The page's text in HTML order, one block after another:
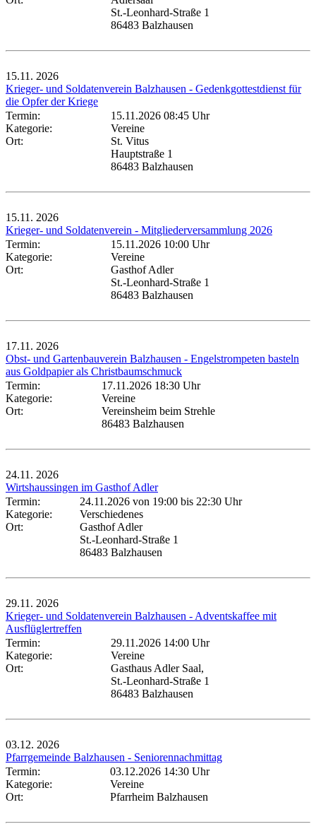
St.-Leonhard-Straße 1
86483 Balzhausen
15.11. 2026
Krieger- und Soldatenverein Balzhausen - Gedenkgottestdienst für
die Opfer der Kriege
Termin:
15.11.2026 08:45 Uhr
Kategorie:
Vereine
Ort:
St. Vitus
Hauptstraße 1
86483 Balzhausen
15.11. 2026
Krieger- und Soldatenverein - Mitgliederversammlung 2026
Termin:
15.11.2026 10:00 Uhr
Kategorie:
Vereine
Ort:
Gasthof Adler
St.-Leonhard-Straße 1
86483 Balzhausen
17.11. 2026
Obst- und Gartenbauverein Balzhausen - Engelstrompeten basteln
aus Goldpapier als Christbaumschmuck
Termin:
17.11.2026 18:30 Uhr
Kategorie:
Vereine
Ort:
Vereinsheim beim Strehle
86483 Balzhausen
24.11. 2026
Wirtshaussingen im Gasthof Adler
Termin:
24.11.2026 von 19:00 bis 22:30 Uhr
Kategorie:
Verschiedenes
Ort:
Gasthof Adler
St.-Leonhard-Straße 1
86483 Balzhausen
29.11. 2026
Krieger- und Soldatenverein Balzhausen - Adventskaffee mit
Ausflüglertreffen
Termin:
29.11.2026 14:00 Uhr
Kategorie:
Vereine
Ort:
Gasthaus Adler Saal,
St.-Leonhard-Straße 1
86483 Balzhausen
03.12. 2026
Pfarrgemeinde Balzhausen - Seniorennachmittag
Termin:
03.12.2026 14:30 Uhr
Kategorie:
Vereine
Ort:
Pfarrheim Balzhausen